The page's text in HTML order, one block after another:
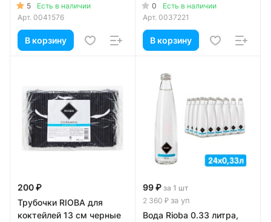
5
Есть в наличии
Арт. 0041576
В корзину
0
Есть в наличии
Арт. 0037221
В корзину
200 ₽
Трубочки RIOBA для
коктейлей 13 см черные
99 ₽ за 1 шт
2 360 ₽ за уп
Вода Rioba 0.33 литра,